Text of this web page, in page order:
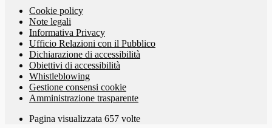
Cookie policy
Note legali
Informativa Privacy
Ufficio Relazioni con il Pubblico
Dichiarazione di accessibilità
Obiettivi di accessibilità
Whistleblowing
Gestione consensi cookie
Amministrazione trasparente
Pagina visualizzata 657 volte